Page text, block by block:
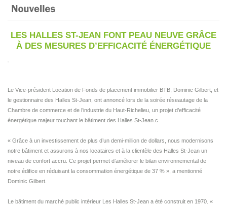
LES HALLES ST-JEAN FONT PEAU NEUVE GRÂCE
À DES MESURES D’EFFICACITÉ ÉNERGÉTIQUE
Le Vice-président Location de Fonds de placement immobilier BTB, Dominic Gilbert, et
le gestionnaire des Halles St-Jean, ont annoncé lors de la soirée réseautage de la
Chambre de commerce et de l’industrie du Haut-Richelieu, un projet d’efficacité
énergétique majeur touchant le bâtiment des Halles St-Jean.c
« Grâce à un investissement de plus d’un demi-million de dollars, nous modernisons
notre bâtiment et assurons à nos locataires et à la clientèle des Halles St-Jean un
niveau de confort accru. Ce projet permet d’améliorer le bilan environnemental de
notre édifice en réduisant la consommation énergétique de 37 % », a mentionné
Dominic Gilbert.
Le bâtiment du marché public intérieur Les Halles St-Jean a été construit en 1970. «